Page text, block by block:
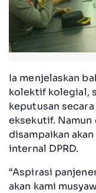
Ia menjelaskan
kolektif kolegial,
keputusan
eksekutif. Namun
disampaikan
internal DPRD.
“Aspirasi
akan kami